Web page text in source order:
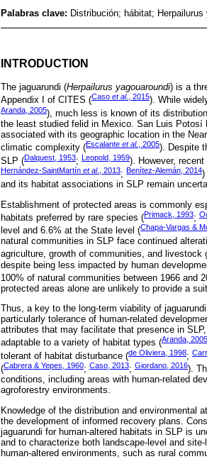
Palabras clave: Distribución; hábitat;
INTRODUCTION
The jaguarundi (Herpailurus yagouaroundi) is a
Appendix I of CITES (Caso et al., 2015). While
Aranda, 2005), much less is known of its
the least studied felid in Mexico. San Luis
associated with its geographic location in the
climatic complexity (Escalante et al., 2005). Despite
SLP (Dalquest, 1953; Leopold, 1959). However,
Hernández-SaintMartín et al., 2013; Benítez-Alemán, 2014)
and its habitat associations in SLP remain
Establishment of protected areas is commonly
habitats preferred by rare species (Primack, 1993;
level and 6.6% at the State level (Chapa-Vargas &
natural communities in SLP face continued
agriculture, growth of communities, and livestock
despite being less impacted by human
100% of natural communities between 1966 and
protected areas alone are unlikely to provide a
Thus, a key to the long-term viability of
particularly tolerance of human-related
attributes that may facilitate that presence in
adaptable to a variety of habitat types (Aranda, 2005
tolerant of habitat disturbance (de Oliviera, 1998;
(Cabrera & Yepes, 1960; Caso, 2013; Giordano, 2016).
conditions, including areas with human-related
agroforestry environments.
Knowledge of the distribution and environmental
the development of informed recovery plans.
jaguarundi for human-altered habitats in SLP is
and to characterize both landscape-level and
human-altered environments, such as rural